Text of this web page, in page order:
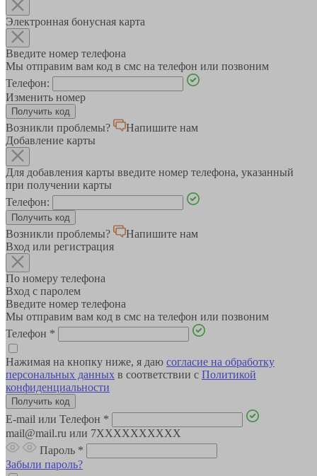
Электронная бонусная карта
Введите номер телефона
Мы отправим вам код в смс на телефон или позвоним
Телефон:
Изменить номер
Возникли проблемы?
Напишите нам
Добавление карты
Для добавления карты введите номер телефона, указанный
при получении карты
Телефон:
Возникли проблемы?
Напишите нам
Вход или регистрация
По номеру телефона
Вход с паролем
Введите номер телефона
Мы отправим вам код в смс на телефон или позвоним
Телефон *
Нажимая на кнопку ниже, я даю согласие на обработку
персональных данных в соответствии с Политикой
конфиденциальности
E-mail или Телефон *
mail@mail.ru или 7XXXXXXXXXX
Пароль *
Забыли пароль?